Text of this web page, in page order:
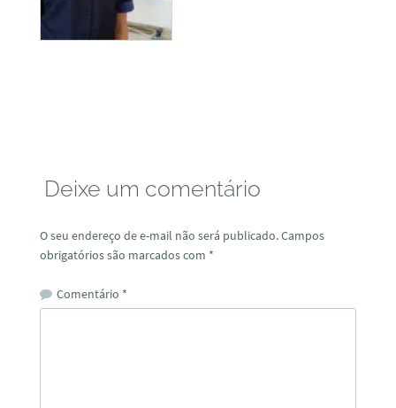
Deixe um comentário
O seu endereço de e-mail não será publicado.Campos
obrigatórios são marcados com *
Comentário *